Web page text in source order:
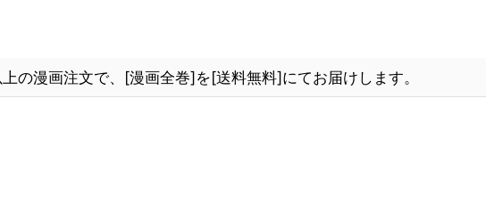
の漫画注文で、[漫画全巻]を[送料無料]にてお届けします。